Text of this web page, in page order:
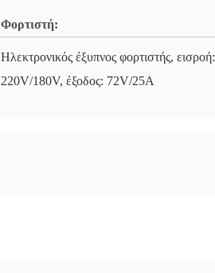
Φορτιστή:
Ηλεκτρονικός έξυπνος φορτιστής, εισροή:
220V/180V, έξοδος: 72V/25A